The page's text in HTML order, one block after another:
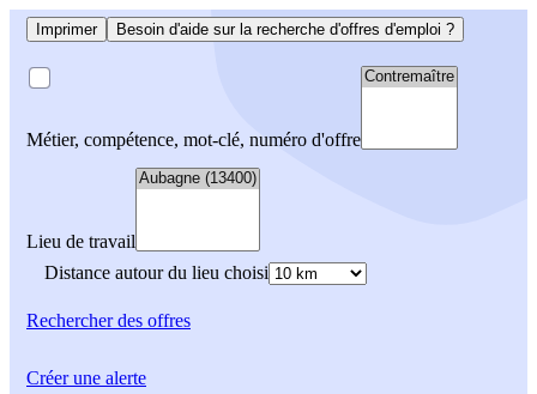
Imprimer Besoin d'aide sur la recherche d'offres d'emploi ?
Métier, compétence, mot-clé, numéro d'offre
Lieu de travail
Distance autour du lieu choisi
Rechercherdes offres
Créer une alerte